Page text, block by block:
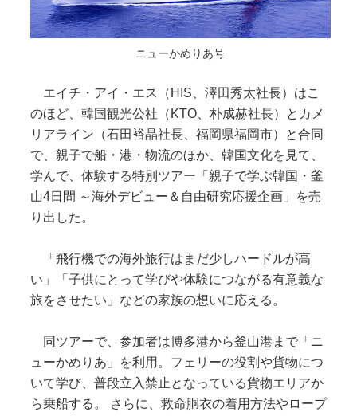
ニューかめりあ号
エイチ・アイ・エス（HIS、澤田秀太社長）はこ
のほど、韓国観光公社（KTO、朴成赫社長）とカメ
リアライン（石田裕晶社長、福岡県福岡市）と合同
で、親子で船・港・物流のほか、韓国文化を見て、
学んで、体験する特別ツアー「親子で学ぶ韓国・釜
山4日間 ～海外デビュー＆自由研究応援企画」を売
り出した。
「飛行機での海外旅行はまだ少しハードルが高
い」「子供にとって学びや体験につながる有意義な
旅をさせたい」などの家族の想いに応える。
同ツアーで、参加者は博多港から釜山港まで「ニ
ューかめりあ」を利用。フェリーの役割や貨物につ
いて学び、普段立入禁止となっている貨物エリアか
ら乗船する。 さらに、救命胴衣の着用方法やロープ